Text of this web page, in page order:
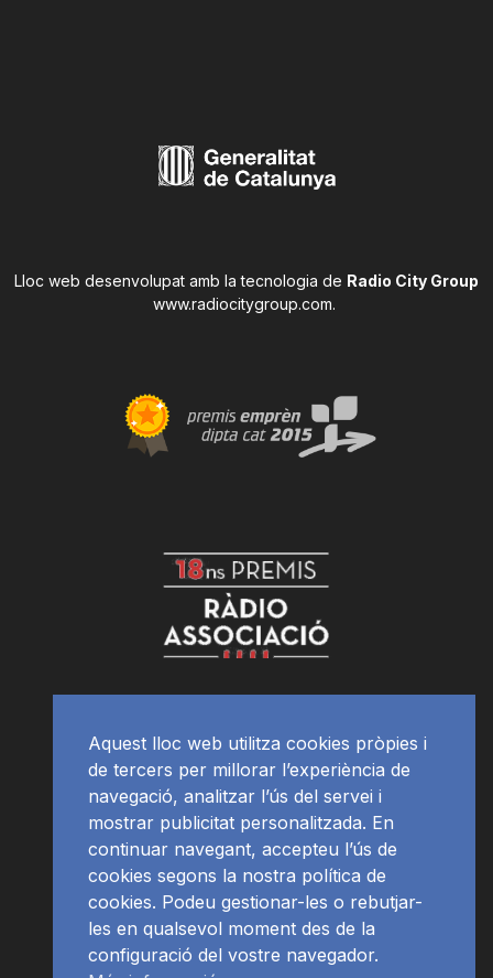
Lloc web desenvolupat amb la tecnologia de Radio City Group
www.radiocitygroup.com.
Aquest lloc web utilitza cookies pròpies i
de tercers per millorar l’experiència de
navegació, analitzar l’ús del servei i
mostrar publicitat personalitzada. En
continuar navegant, accepteu l’ús de
cookies segons la nostra política de
cookies. Podeu gestionar-les o rebutjar-
les en qualsevol moment des de la
configuració del vostre navegador.